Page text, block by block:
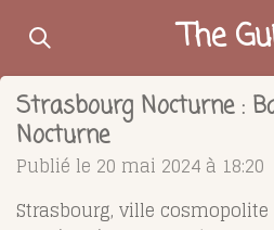
Passer
contenu
principal
The
Strasbourg Nocturne :
Nocturne
Publié le 20 mai 2024 à 18:20
Strasbourg, ville cosmopolite